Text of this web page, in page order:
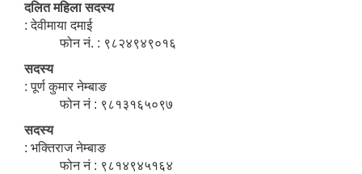
दलित महिला सदस्य
: देवीमाया दमाई
फोन नं. : ९८२४९४९०१६
सदस्य
: पूर्ण कुमार नेम्बाङ
फोन नं : ९८१३१६५०९७
सदस्य
: भक्तिराज नेम्बाङ
फोन नं : ९८१४९४५१६४